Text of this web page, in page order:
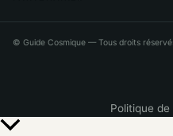
© Guide Cosmique — Tous droits
Politique